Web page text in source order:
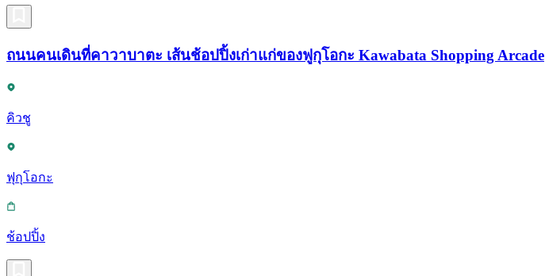
ถนนคนเดินที่คาวาบาตะ เส้นช้อปปิ้งเก่าแก่ของฟูกุโอกะ Kawabata Shopping Arcade
คิวชู
ฟุกุโอกะ
ช้อปปิ้ง